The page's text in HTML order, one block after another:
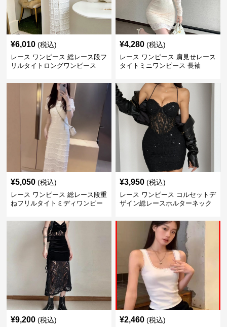
¥6,010 (税込)
レース ワンピース 総レース段フ
リルタイトロングワンピース
¥4,280 (税込)
レース ワンピース 肩見せレース
タイトミニワンピース 長袖
¥5,050 (税込)
レース ワンピース 総レース段重
ねフリルタイトミディワンピー
¥3,950 (税込)
レース ワンピース コルセットデ
ザイン総レースホルターネック
¥9,200 (税込) ¥2,460 (税込)